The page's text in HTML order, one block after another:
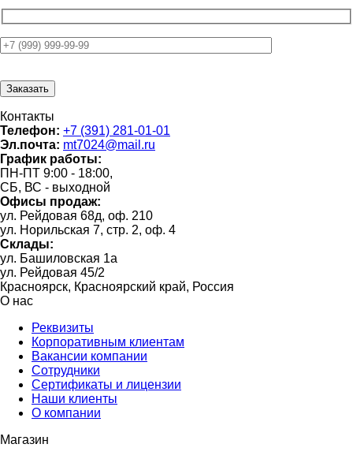
Контакты
Телефон: +7 (391) 281-01-01
Эл.почта: mt7024@mail.ru
График работы:
ПН-ПТ 9:00 - 18:00,
СБ, ВС - выходной
Офисы продаж:
ул. Рейдовая 68д, оф. 210
ул. Норильская 7, стр. 2, оф. 4
Склады:
ул. Башиловская 1а
ул. Рейдовая 45/2
Красноярск, Красноярский край, Россия
О нас
Реквизиты
Корпоративным клиентам
Вакансии компании
Сотрудники
Сертификаты и лицензии
Наши клиенты
О компании
Магазин